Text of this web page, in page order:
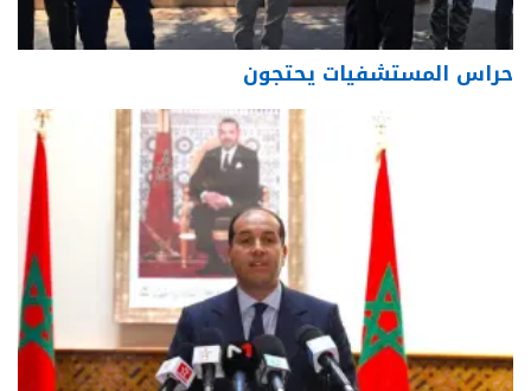
حراس المستشفيات يحتجون